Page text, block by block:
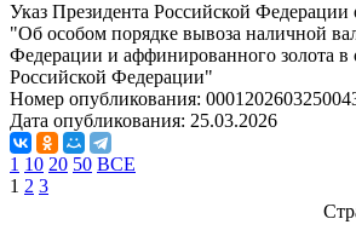
Указ Президента Российской
"Об особом порядке вывоза наличной
Федерации и аффинированного золота в
Российской Федерации"
Номер опубликования:
Дата опубликования: 25.03.2026
1 10 20 50 ВСЕ
1 2 3